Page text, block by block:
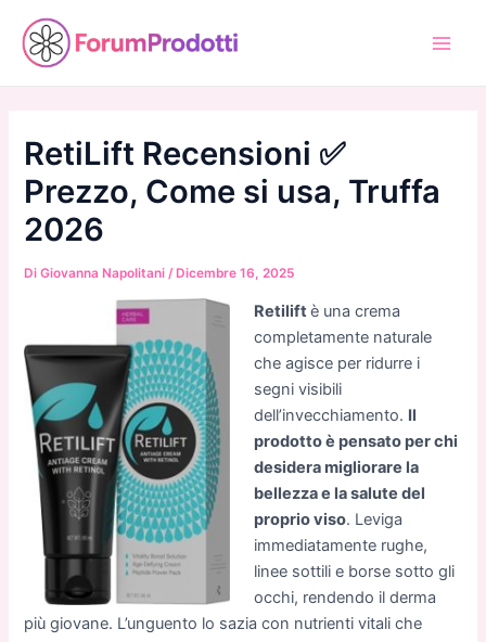
contenuto
RetiLift Recensioni ✅
Prezzo, Come si usa, Truffa
2026
DiGiovanna Napolitani /Dicembre 16, 2025
Retiliftè una crema
completamente naturale
che agisce per ridurre i
segni visibili
dell’invecchiamento. Il
prodotto è pensato per chi
desidera migliorare la
bellezza e la salute del
proprio viso. Leviga
immediatamente rughe,
linee sottili e borse sotto gli
occhi, rendendo il derma
più giovane. L’unguento lo sazia con nutrienti vitali che